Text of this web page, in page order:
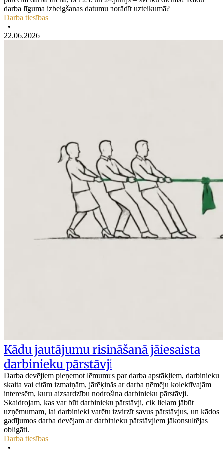
darba līguma izbeigšanas datumu norādīt uzteikumā?
Darba tiesības
•
22.06.2026
Kādu jautājumu risināšanā jāiesaista
darbinieku pārstāvji
Darba devējiem pieņemot lēmumus par darba apstākļiem, darbinieku
skaita vai citām izmaiņām, jārēķinās ar darba ņēmēju kolektīvajām
interesēm, kuru aizsardzību nodrošina darbinieku pārstāvji.
Skaidrojam, kas var būt darbinieku pārstāvji, cik lielam jābūt
uzņēmumam, lai darbinieki varētu izvirzīt savus pārstāvjus, un kādos
gadījumos darba devējam ar darbinieku pārstāvjiem jākonsultējas
obligāti.
Darba tiesības
•